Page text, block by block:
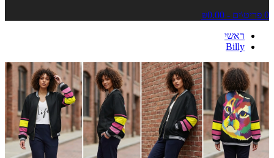
0 פריט\ים - ₪0.00
ראשי
Billy